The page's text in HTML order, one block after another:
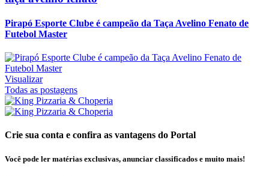
Pirapó Esporte Clube é campeão da Taça Avelino Fenato de
Futebol Master
Visualizar
Todas as postagens
Crie sua conta e confira as vantagens do Portal
Você pode ler matérias exclusivas, anunciar classificados e muito mais!